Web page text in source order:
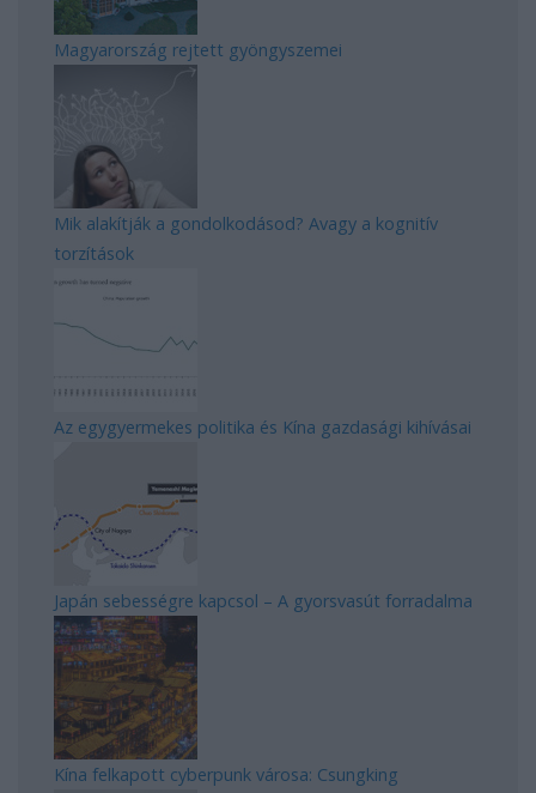
Magyarország rejtett gyöngyszemei
Mik alakítják a gondolkodásod? Avagy a kognitív
torzítások
Az egygyermekes politika és Kína gazdasági kihívásai
Japán sebességre kapcsol – A gyorsvasút forradalma
Kína felkapott cyberpunk városa: Csungking